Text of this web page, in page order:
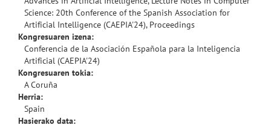
Science: 20th Conference of the Spanish Association for
Artificial Intelligence (CAEPIA'24), Proceedings
Kongresuaren izena:
Conferencia de la Asociación Española para la Inteligencia
Artificial (CAEPIA'24)
Kongresuaren tokia:
A Coruña
Herria:
Spain
Hasierako data: